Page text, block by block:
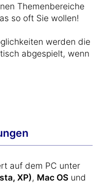
Themenbereiche
so oft Sie wollen!
werden die
abgespielt, wenn
auf dem PC unter
XP), Mac OS und